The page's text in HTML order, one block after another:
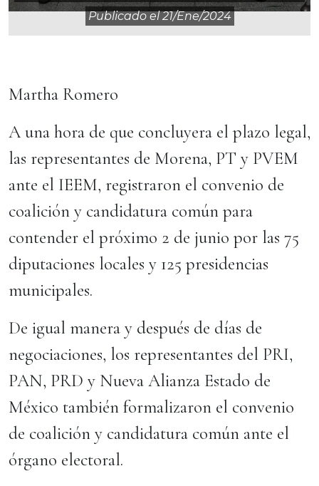
Publicado el21/ene/2024
Martha Romero
A una hora de que concluyera el plazo legal,
las representantes de Morena, PT y PVEM
ante el IEEM, registraron el convenio de
coalición y candidatura común para
contender el próximo 2 de junio por las 75
diputaciones locales y 125 presidencias
municipales.
De igual manera y después de días de
negociaciones, los representantes del PRI,
PAN, PRD y Nueva Alianza Estado de
México también formalizaron el convenio
de coalición y candidatura común ante el
órgano electoral.